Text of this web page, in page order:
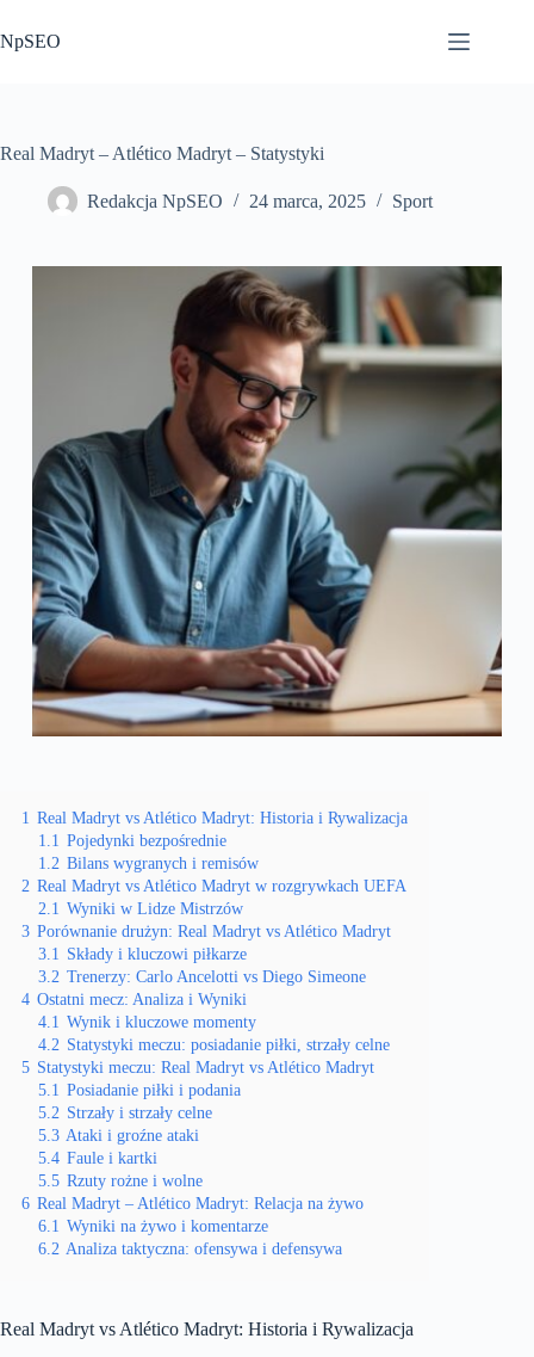
do
treści
NpSEO
Real Madryt – Atlético Madryt – Statystyki
Redakcja NpSEO 24 marca, 2025 Sport
1 Real Madryt vs Atlético Madryt: Historia i Rywalizacja
1.1 Pojedynki bezpośrednie
1.2 Bilans wygranych i remisów
2 Real Madryt vs Atlético Madryt w rozgrywkach UEFA
2.1 Wyniki w Lidze Mistrzów
3 Porównanie drużyn: Real Madryt vs Atlético Madryt
3.1 Składy i kluczowi piłkarze
3.2 Trenerzy: Carlo Ancelotti vs Diego Simeone
4 Ostatni mecz: Analiza i Wyniki
4.1 Wynik i kluczowe momenty
4.2 Statystyki meczu: posiadanie piłki, strzały celne
5 Statystyki meczu: Real Madryt vs Atlético Madryt
5.1 Posiadanie piłki i podania
5.2 Strzały i strzały celne
5.3 Ataki i groźne ataki
5.4 Faule i kartki
5.5 Rzuty rożne i wolne
6 Real Madryt – Atlético Madryt: Relacja na żywo
6.1 Wyniki na żywo i komentarze
6.2 Analiza taktyczna: ofensywa i defensywa
Real Madryt vs Atlético Madryt: Historia i Rywalizacja